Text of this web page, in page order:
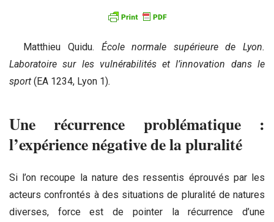
Matthieu Quidu. École normale supérieure de Lyon.
Laboratoire sur les vulnérabilités et l’innovation dans le
sport (EA 1234, Lyon 1).
Une récurrence problématique :
l’expérience négative de la pluralité
Si l’on recoupe la nature des ressentis éprouvés par les
acteurs confrontés à des situations de pluralité de natures
diverses, force est de pointer la récurrence d’une